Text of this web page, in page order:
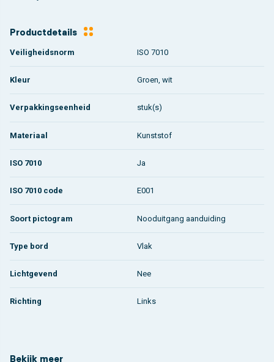
Productdetails
Veiligheidsnorm ISO 7010
Kleur Groen, wit
Verpakkingseenheid stuk(s)
Materiaal Kunststof
ISO 7010 Ja
ISO 7010 code E001
Soort pictogram Nooduitgang aanduiding
Type bord Vlak
Lichtgevend Nee
Richting Links
Bekijk meer